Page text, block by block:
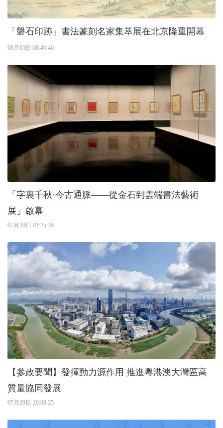
「磐石印跡」書法篆刻名家集萃展在北京隆重開幕
08月03日 08:49:40
「字裏千秋·今古通脈——從金石到雲端書法藝術
展」啟幕
07月28日 01:25:39
【參政要聞】發揮動力源作用 推進粵港澳大灣區高
質量協同發展
07月29日 20:08:25